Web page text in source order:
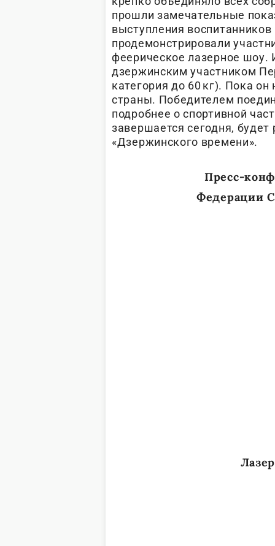
прошли замечательные
выступления
продемонстрировали
феерическое лазерное
дзержинским участником
категория до 60 кг). Пока
страны. Победителем
подробнее о спортивной
завершается сегодня,
«Дзержинского времени».
Пресс-
Федерации